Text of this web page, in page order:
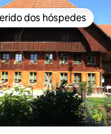
melhores preferidos
dos hóspedes